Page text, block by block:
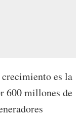
es la
600 millones de